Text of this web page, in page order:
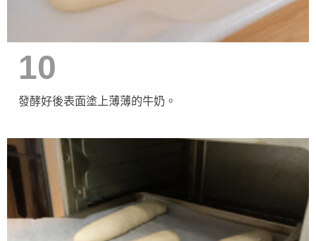
10
發酵好後表面塗上薄薄的牛奶。